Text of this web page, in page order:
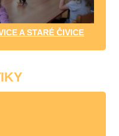
A STARÉ ČIVICE